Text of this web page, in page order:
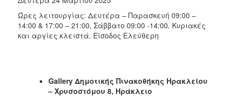
Ώρες λειτουργίας: Δευτέρα – Παρασκευή 09:00 –
14:00 & 17:00 – 21:00, Σάββατο 09:00 -14:00. Κυριακές
και αργίες κλειστά. Είσοδος Ελεύθερη
Gallery Δημοτικής Πινακοθήκης Ηρακλείου
– Χρυσοστόμου 8, Ηράκλειο